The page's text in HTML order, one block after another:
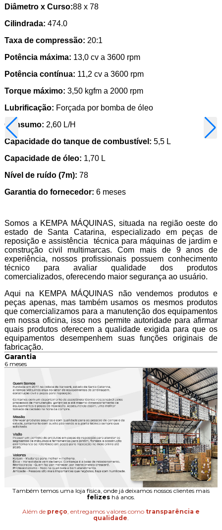
Diâmetro x Curso:88 x 78
Cilindrada: 474.0
Taxa de compressão: 20:1
Potência máxima: 13,0 cv a 3600 rpm
Potência contínua: 11,2 cv a 3600 rpm
Torque máximo: 3,50 kgfm a 2000 rpm
Lubrificação: Forçada por bomba de óleo
Consumo: 2,60 L/H
Capacidade do tanque de combustível: 5,5 L
Capacidade de óleo: 1,70 L
Nível de ruído (7m): 78
Garantia do fornecedor: 6 meses
Somos a KEMPA MÁQUINAS, situada na região oeste do
estado de Santa Catarina, especializado em peças de
reposição e assistência técnica para máquinas de jardim e
construção civil multimarcas. Com mais de 9 anos de
experiência, nossos profissionais possuem conhecimento
técnico para avaliar qualidade dos produtos
comercializados, oferecendo maior segurança ao usuário.
Aqui na KEMPA MÁQUINAS não vendemos produtos e
peças apenas, mas também usamos os mesmos produtos
que comercializamos para a manutenção dos equipamentos
em nossa oficina, isso nos permite autoridade para afirmar
quais produtos oferecem a qualidade exigida para que os
equipamentos desempenhem suas funções originais de
fabricação.
Garantia
6 meses
Também temos uma loja física, onde já deixamos nossos clientes mais
felizeshá anos.
Além de preço, entregamos valores como transparência e
qualidade.